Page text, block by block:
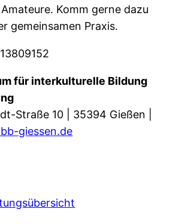
Komm gerne dazu
gemeinsamen Praxis.
für interkulturelle Bildung
Straße 10 | 35394 Gießen |
giessen.de